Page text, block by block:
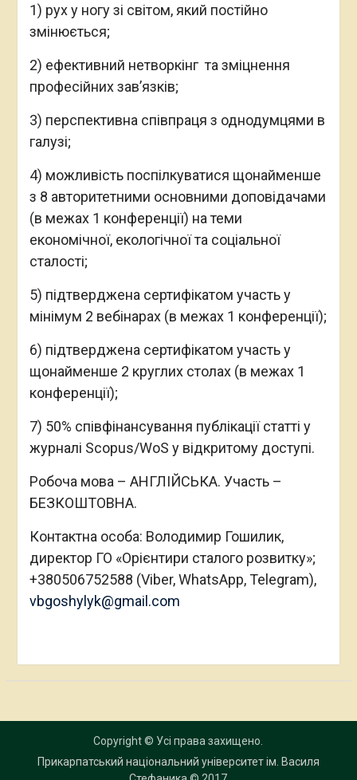
1) рух у ногу зі світом, який постійно
змінюється;
2) ефективний нетворкінг та зміцнення
професійних зав’язків;
3) перспективна співпраця з однодумцями в
галузі;
4) можливість поспілкуватися щонайменше
з 8 авторитетними основними доповідачами
(в межах 1 конференції) на теми
економічної, екологічної та соціальної
сталості;
5) підтверджена сертифікатом участь у
мінімум 2 вебінарах (в межах 1 конференції);
6) підтверджена сертифікатом участь у
щонайменше 2 круглих столах (в межах 1
конференції);
7) 50% співфінансування публікації статті у
журналі Scopus/WoS у відкритому доступі.
Робоча мова – АНГЛІЙСЬКА. Участь –
БЕЗКОШТОВНА.
Контактна особа: Володимир Гошилик,
директор ГО «Орієнтири сталого розвитку»;
+380506752588 (Viber, WhatsApp, Telegram),
vbgoshylyk@gmail.com
Copyright © Усі права захищено.
Прикарпатський національний університет ім. Василя